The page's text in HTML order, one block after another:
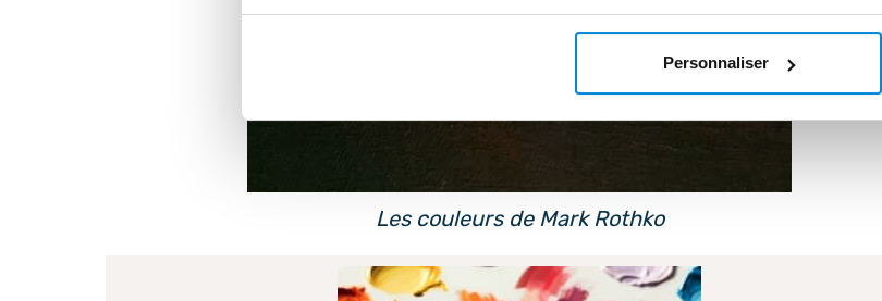
Personnaliser
Les couleurs de Mark Rothko